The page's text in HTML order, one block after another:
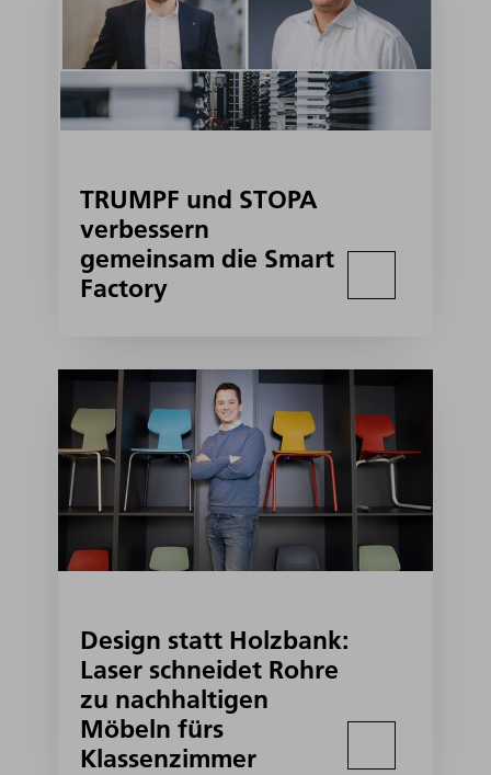
TRUMPF und STOPA
verbessern
gemeinsam die Smart
Factory
Design statt Holzbank:
Laser schneidet Rohre
zu nachhaltigen
Möbeln fürs
Klassenzimmer